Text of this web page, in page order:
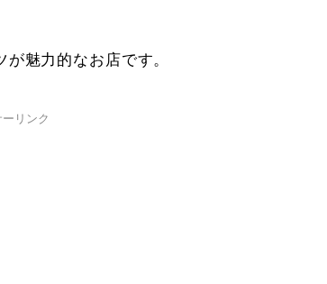
魅力的なお店です。
リンク